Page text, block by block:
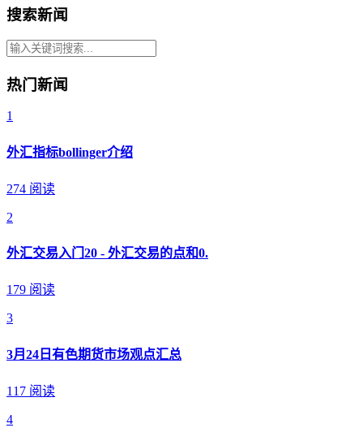
搜索新闻
热门新闻
1
外汇指标bollinger介绍
274 阅读
2
外汇交易入门20 - 外汇交易的点和0.
179 阅读
3
3月24日有色期货市场观点汇总
117 阅读
4